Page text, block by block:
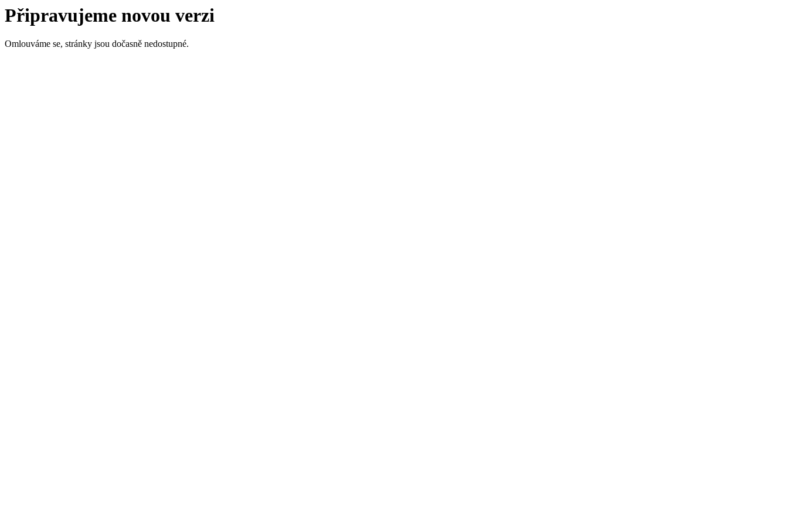
Připravujeme novou verzi
Omlouváme se, stránky jsou dočasně nedostupné.